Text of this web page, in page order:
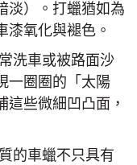
淡）。打蠟猶如為
漆氧化與褪色。
洗車或被路面沙
一圈圈的「太陽
這些微細凹凸面，
的車蠟不只具有